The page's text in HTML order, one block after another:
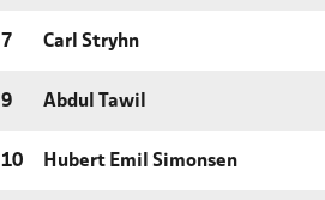
7 Carl Stryhn
9 Abdul Tawil
10 Hubert Emil Simonsen